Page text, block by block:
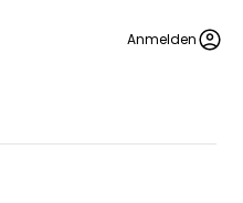
Anmelden